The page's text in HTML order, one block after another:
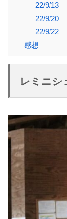
22/9/13
22/9/20
22/9/22
感想
レミニシ